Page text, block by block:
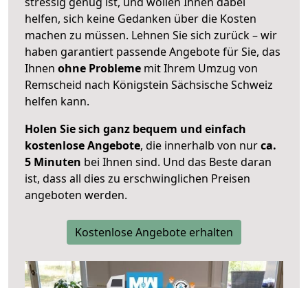
helfen, sich keine Gedanken über die Kosten
machen zu müssen. Lehnen Sie sich zurück – wir
haben garantiert passende Angebote für Sie, das
Ihnen ohne Probleme mit Ihrem Umzug von
Remscheid nach Königstein Sächsische Schweiz
helfen kann.
Holen Sie sich ganz bequem und einfach
kostenlose Angebote, die innerhalb von nurca.
5 Minuten bei Ihnen sind. Und das Beste daran
ist, dass all dies zu erschwinglichen Preisen
angeboten werden.
Kostenlose Angebote erhalten